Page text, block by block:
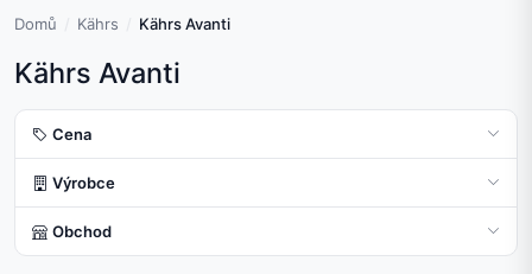
Domů Kährs Kährs Avanti
Kährs Avanti
Cena
Výrobce
Obchod